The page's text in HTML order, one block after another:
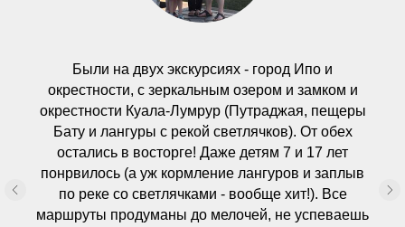
Были на двух экскурсиях - город Ипо и
окрестности, с зеркальным озером и замком и
окрестности Куала-Лумрур (Путраджая, пещеры
Бату и лангуры с рекой светлячков). От обех
остались в восторге! Даже детям 7 и 17 лет
понрвилось (а уж кормление лангуров и заплыв
по реке со светлячками - вообще хит!). Все
маршруты продуманы до мелочей, не успеваешь